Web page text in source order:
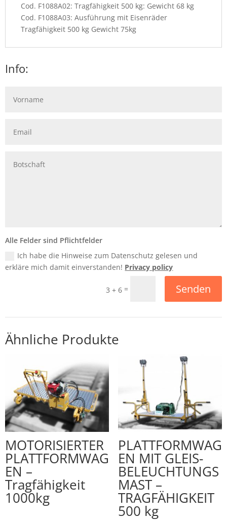
Cod. F1088A02: Tragfähigkeit 500 kg: Gewicht 68 kg
Cod. F1088A03: Ausführung mit Eisenräder
Tragfähigkeit 500 kg Gewicht 75kg
Info:
Alle Felder sind Pflichtfelder
Ich habe die Hinweise zum Datenschutz gelesen und
erkläre mich damit einverstanden! Privacy policy
3 + 6 = Senden
Ähnliche Produkte
MOTORISIERTER
PLATTFORMWAG
EN –
Tragfähigkeit
1000kg
PLATTFORMWAG
EN MIT GLEIS-
BELEUCHTUNGS
MAST –
TRAGFÄHIGKEIT
500 kg